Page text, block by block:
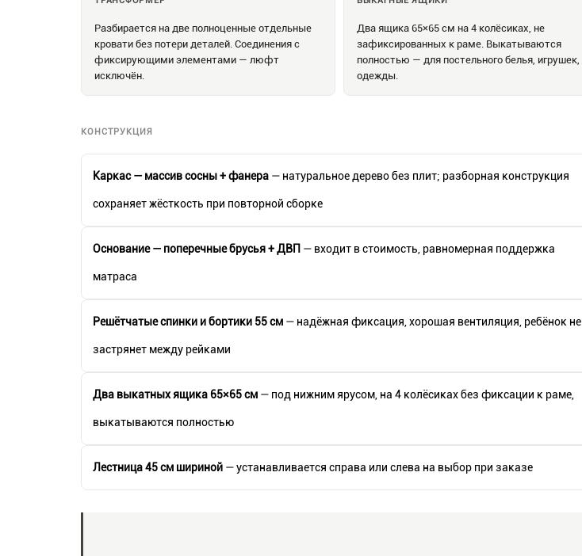
Разбирается на две полноценные отдельные
кровати без потери деталей. Соединения с
фиксирующими элементами — люфт
исключён.
Два ящика 65×65 см на 4 колёсиках, не
зафиксированных к раме. Выкатываются
полностью — для постельного белья, игрушек,
одежды.
КОНСТРУКЦИЯ
Каркас — массив сосны + фанера — натуральное дерево без плит; разборная конструкция
сохраняет жёсткость при повторной сборке
Основание — поперечные брусья + ДВП — входит в стоимость, равномерная поддержка
матраса
Решётчатые спинки и бортики 55 см — надёжная фиксация, хорошая вентиляция, ребёнок не
застрянет между рейками
Два выкатных ящика 65×65 см — под нижним ярусом, на 4 колёсиках без фиксации к раме,
выкатываются полностью
Лестница 45 см шириной — устанавливается справа или слева на выбор при заказе